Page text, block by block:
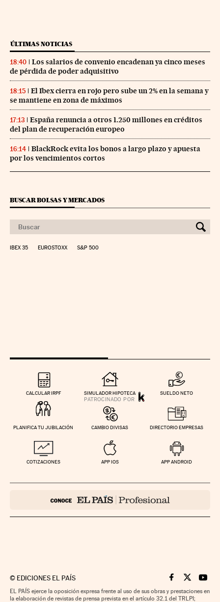
ÚLTIMAS NOTICIAS
18:40
Los salarios de convenio encadenan ya cinco meses
de pérdida de poder adquisitivo
18:15
El Ibex cierra en rojo pero sube un 2% en la semana y
se mantiene en zona de máximos
17:13
España renuncia a otros 1.250 millones en créditos
del plan de recuperación europeo
16:14
BlackRock evita los bonos a largo plazo y apuesta
por los vencimientos cortos
BUSCAR BOLSAS Y MERCADOS
IBEX 35 EUROSTOXX S&P 500
CALCULAR IRPF SIMULADOR HIPOTECA SUELDO NETO
PLANIFICA TU JUBILACIÓN CAMBIO DIVISAS DIRECTORIO EMPRESAS
COTIZACIONES APP IOS APP ANDROID
© EDICIONES EL PAÍS Cinco Días en
Cinco Días
Cinco
EL PAÍS ejerce la oposición expresa frente al uso de sus obras y prestaciones en
la elaboración de revistas de prensa prevista en el artículo 32.1 del TRLPI;